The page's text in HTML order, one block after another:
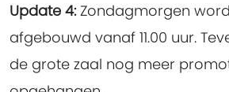
Update 4:Zondagmorgen
afgebouwd vanaf 11.00 uur.
de grote zaal nog meer